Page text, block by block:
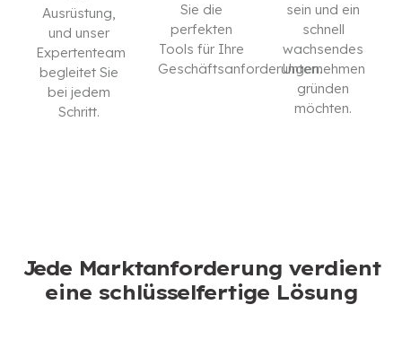
Ausrüstung,
und unser
Expertenteam
begleitet Sie
bei jedem
Schritt.
Sie die
perfekten
Tools für Ihre
Geschäftsanforderungen.
sein und ein
schnell
wachsendes
Unternehmen
gründen
möchten.
Jede Marktanforderung verdient
eine schlüsselfertige Lösung